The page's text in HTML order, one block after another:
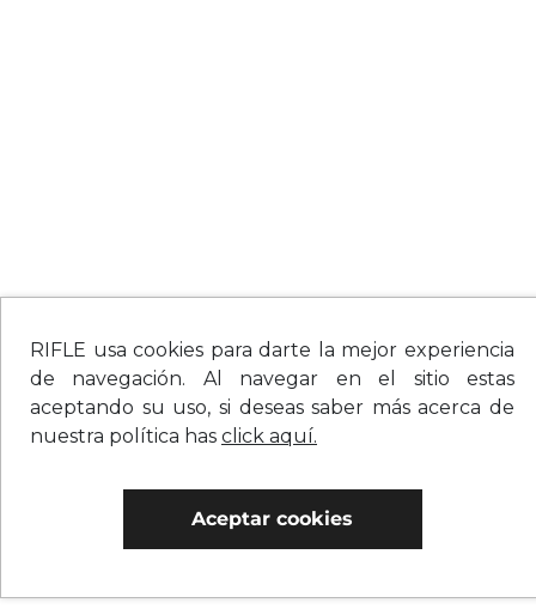
RIFLE usa cookies para darte la mejor experiencia
de navegación. Al navegar en el sitio estas
aceptando su uso, si deseas saber más acerca de
nuestra política has click aquí.
Aceptar cookies